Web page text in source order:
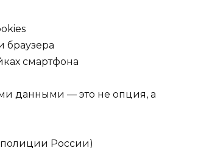
браузера
смартфона
данными — это не опция, а
России)